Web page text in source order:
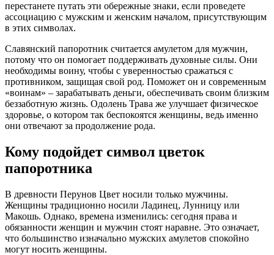
перестанете путать эти обережные знаки, если проведете
ассоциацию с мужским и женским началом, присутствующим
в этих символах.
Славянский папоротник считается амулетом для мужчин,
потому что он помогает поддерживать духовные силы. Они
необходимы воину, чтобы с уверенностью сражаться с
противником, защищая свой род. Поможет он и современным
«воинам» – зарабатывать деньги, обеспечивать своим близким
беззаботную жизнь. Одолень Трава же улучшает физическое
здоровье, о котором так беспокоятся женщины, ведь именно
они отвечают за продолжение рода.
Кому подойдет символ цветок
папоротника
В древности Перунов Цвет носили только мужчины.
Женщины традиционно носили Ладинец, Лунницу или
Макошь. Однако, времена изменились: сегодня права и
обязанности женщин и мужчин стоят наравне. Это означает,
что большинство изначально мужских амулетов спокойно
могут носить женщины.